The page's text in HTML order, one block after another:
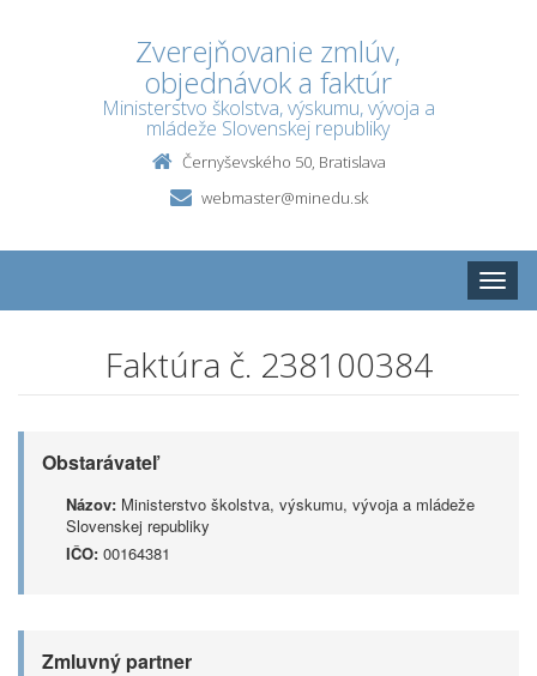
Zverejňovanie zmlúv,
objednávok a faktúr
Ministerstvo školstva, výskumu, vývoja a
mládeže Slovenskej republiky
Černyševského 50, Bratislava
webmaster@minedu.sk
Toggle
Faktúra č. 238100384
Obstarávateľ
Názov: Ministerstvo školstva, výskumu, vývoja a mládeže
Slovenskej republiky
IČO: 00164381
Zmluvný partner